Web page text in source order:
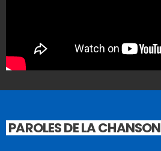
PAROLES DE LA CHANSON